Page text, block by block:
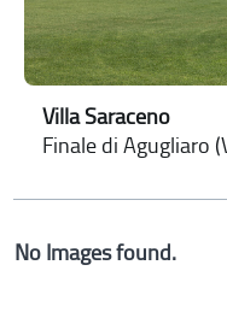
Villa Saraceno
Finale di Agugliaro
No Images found.